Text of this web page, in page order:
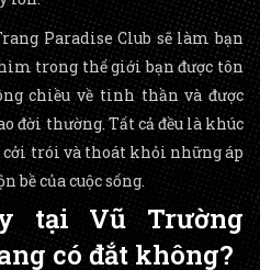
Paradise Club sẽ làm bạn
trong thế giới bạn được tôn
chiều về tinh thần và được
đời thường. Tất cả đều là khúc
trói và thoát khỏi những áp
bề của cuộc sống.
tại Vũ Trường
có đắt không?